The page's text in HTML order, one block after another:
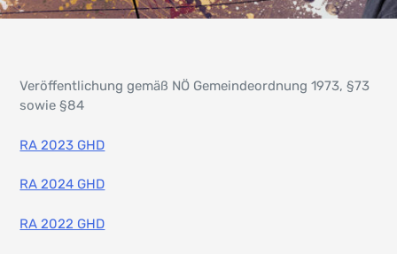
Veröffentlichung gemäß NÖ Gemeindeordnung 1973, §73
sowie §84
RA 2023 GHD
RA 2024 GHD
RA 2022 GHD